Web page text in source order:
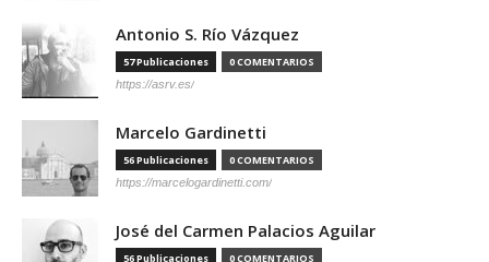
Antonio S. Río Vázquez
57 Publicaciones 0 COMENTARIOS
https://asrv.es/
Marcelo Gardinetti
56 Publicaciones 0 COMENTARIOS
https://marcelogardinetti.com/
José del Carmen Palacios Aguilar
56 Publicaciones 0 COMENTARIOS